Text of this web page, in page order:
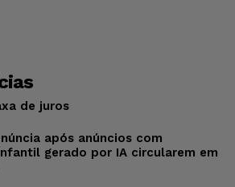
de juros
após anúncios com
gerado por IA circularem em